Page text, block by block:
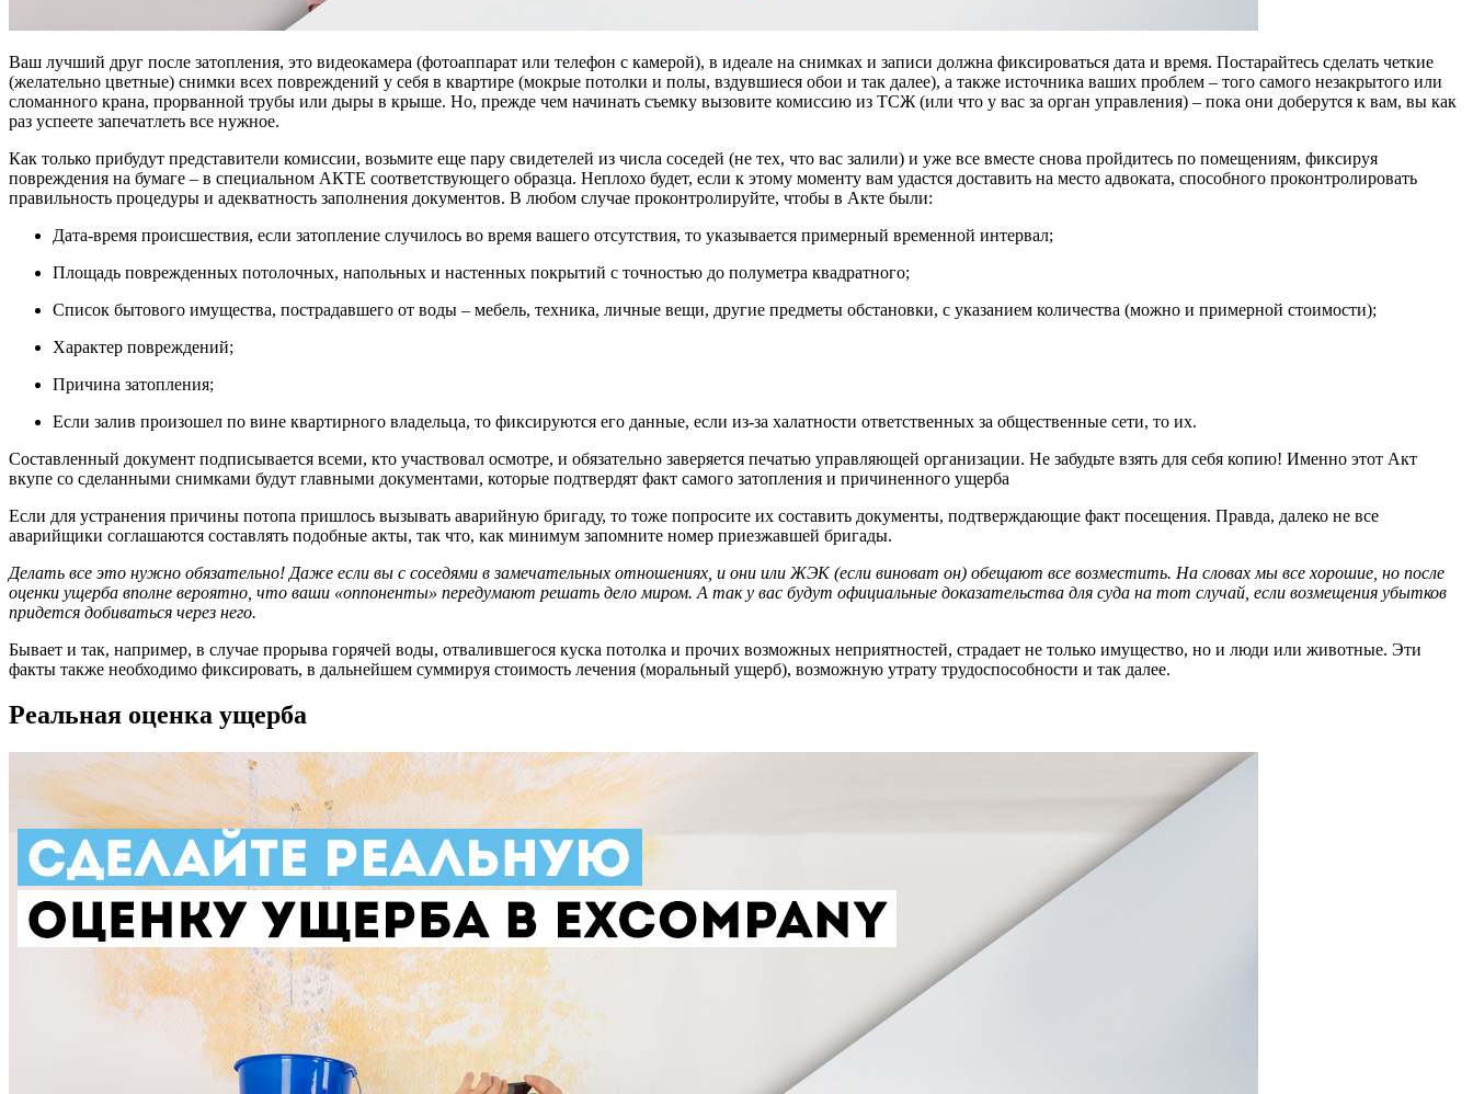
Ваш лучший друг после затопления, это видеокамера (фотоаппарат или телефон с камерой), в идеале на снимках и записи должна фиксироваться дата и время. Постарайтесь сделать четкие
(желательно цветные) снимки всех повреждений у себя в квартире (мокрые потолки и полы, вздувшиеся обои и так далее), а также источника ваших проблем – того самого незакрытого или
сломанного крана, прорванной трубы или дыры в крыше. Но, прежде чем начинать съемку вызовите комиссию из ТСЖ (или что у вас за орган управления) – пока они доберутся к вам, вы как
раз успеете запечатлеть все нужное.
Как только прибудут представители комиссии, возьмите еще пару свидетелей из числа соседей (не тех, что вас залили) и уже все вместе снова пройдитесь по помещениям, фиксируя
повреждения на бумаге – в специальном АКТЕ соответствующего образца. Неплохо будет, если к этому моменту вам удастся доставить на место адвоката, способного проконтролировать
правильность процедуры и адекватность заполнения документов. В любом случае проконтролируйте, чтобы в Акте были:
Дата-время происшествия, если затопление случилось во время вашего отсутствия, то указывается примерный временной интервал;
Площадь поврежденных потолочных, напольных и настенных покрытий с точностью до полуметра квадратного;
Список бытового имущества, пострадавшего от воды – мебель, техника, личные вещи, другие предметы обстановки, с указанием количества (можно и примерной стоимости);
Характер повреждений;
Причина затопления;
Если залив произошел по вине квартирного владельца, то фиксируются его данные, если из-за халатности ответственных за общественные сети, то их.
Составленный документ подписывается всеми, кто участвовал осмотре, и обязательно заверяется печатью управляющей организации. Не забудьте взять для себя копию! Именно этот Акт
вкупе со сделанными снимками будут главными документами, которые подтвердят факт самого затопления и причиненного ущерба
Если для устранения причины потопа пришлось вызывать аварийную бригаду, то тоже попросите их составить документы, подтверждающие факт посещения. Правда, далеко не все
аварийщики соглашаются составлять подобные акты, так что, как минимум запомните номер приезжавшей бригады.
Делать все это нужно обязательно! Даже если вы с соседями в замечательных отношениях, и они или ЖЭК (если виноват он) обещают все возместить. На словах мы все хорошие, но после
оценки ущерба вполне вероятно, что ваши «оппоненты» передумают решать дело миром. А так у вас будут официальные доказательства для суда на тот случай, если возмещения убытков
придется добиваться через него.
Бывает и так, например, в случае прорыва горячей воды, отвалившегося куска потолка и прочих возможных неприятностей, страдает не только имущество, но и люди или животные. Эти
факты также необходимо фиксировать, в дальнейшем суммируя стоимость лечения (моральный ущерб), возможную утрату трудоспособности и так далее.
Реальная оценка ущерба